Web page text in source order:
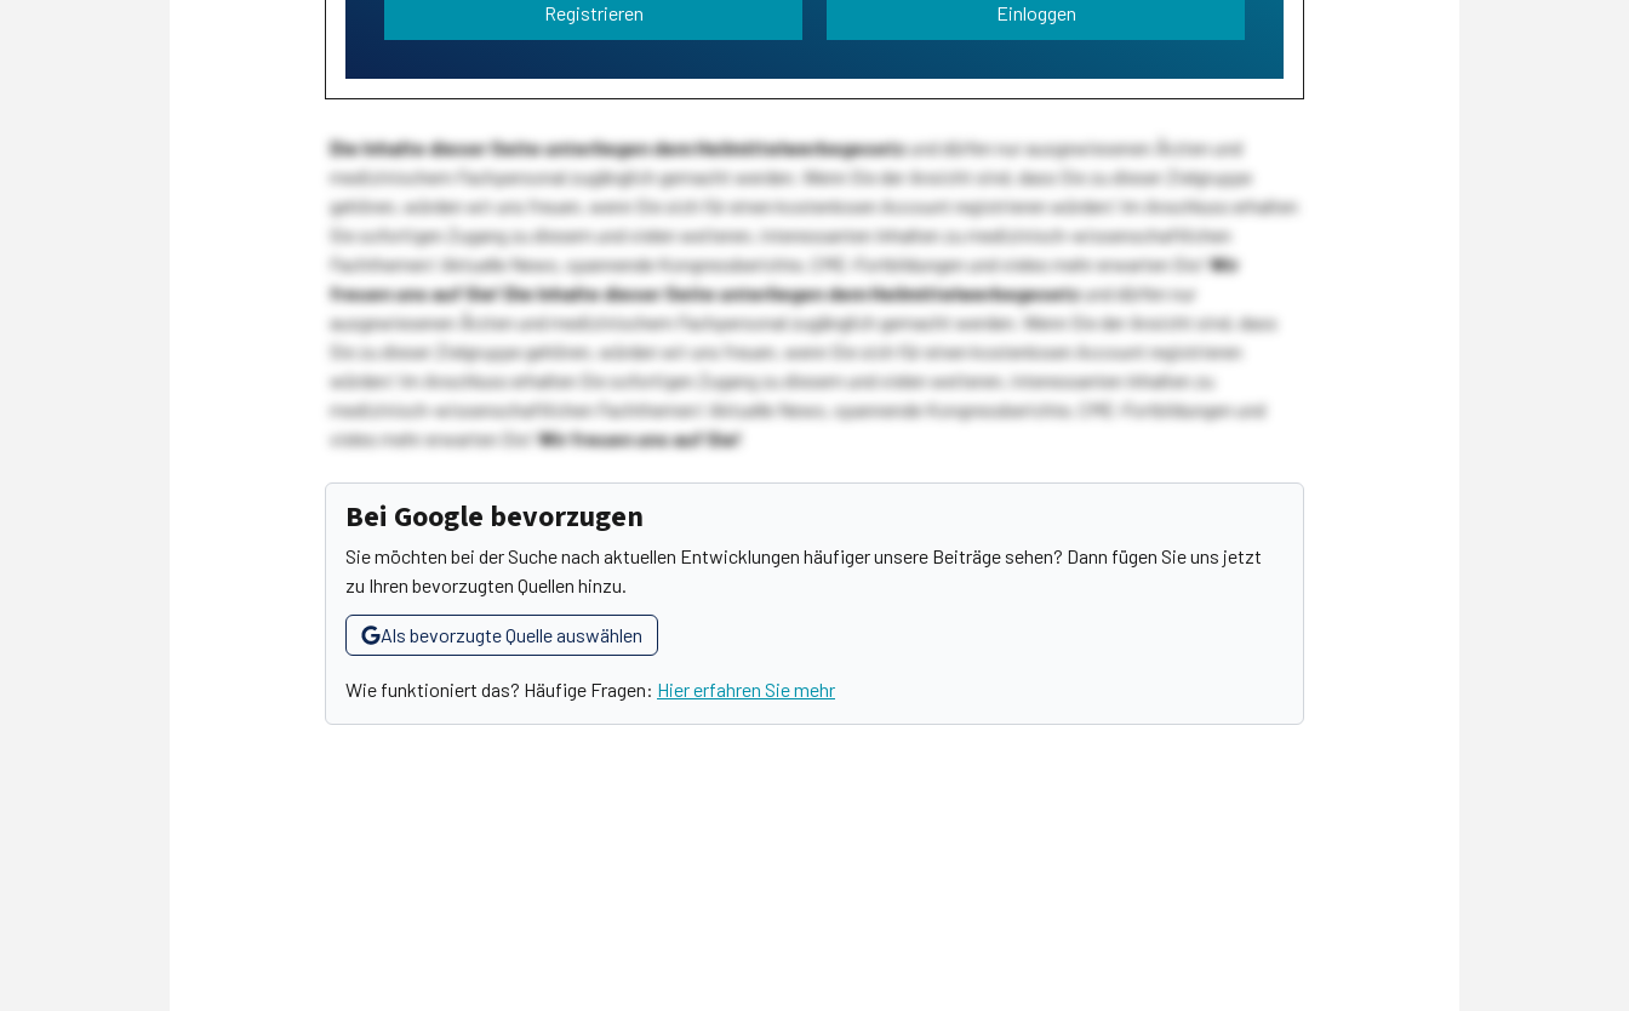
Registrieren Einloggen
Die Inhalte dieser Seite unterliegen dem Heilmittelwerbegesetzund dürfen nur ausgewiesenen Ärzten und
medizinischem Fachpersonal zugänglich gemacht werden. Wenn Sie der Ansicht sind, dass Sie zu dieser Zielgruppe
gehören, würden wir uns freuen, wenn Sie sich für einen kostenlosen Account registrieren würden! Im Anschluss erhalten
Sie sofortigen Zugang zu diesem und vielen weiteren, interessanten Inhalten zu medizinisch-wissenschaftlichen
Fachthemen! Aktuelle News, spannende Kongressberichte, CME-Fortbildungen und vieles mehr erwarten Sie!Wir
freuen uns auf Sie!Die Inhalte dieser Seite unterliegen dem Heilmittelwerbegesetzund dürfen nur
ausgewiesenen Ärzten und medizinischem Fachpersonal zugänglich gemacht werden. Wenn Sie der Ansicht sind, dass
Sie zu dieser Zielgruppe gehören, würden wir uns freuen, wenn Sie sich für einen kostenlosen Account registrieren
würden! Im Anschluss erhalten Sie sofortigen Zugang zu diesem und vielen weiteren, interessanten Inhalten zu
medizinisch-wissenschaftlichen Fachthemen! Aktuelle News, spannende Kongressberichte, CME-Fortbildungen und
vieles mehr erwarten Sie!Wir freuen uns auf Sie!
Bei Google bevorzugen
Sie möchten bei der Suche nach aktuellen Entwicklungen häufiger unsere Beiträge sehen? Dann fügen Sie uns jetzt
zu Ihren bevorzugten Quellen hinzu.
Als bevorzugte Quelle auswählen
Wie funktioniert das? Häufige Fragen: Hier erfahren Sie mehr